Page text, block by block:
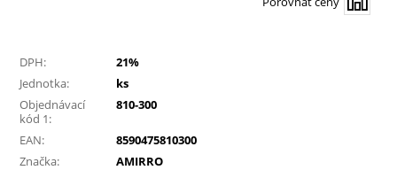
DPH:
21%
Jednotka:
ks
Objednávací
kód 1:
810-300
EAN:
8590475810300
Značka:
AMIRRO